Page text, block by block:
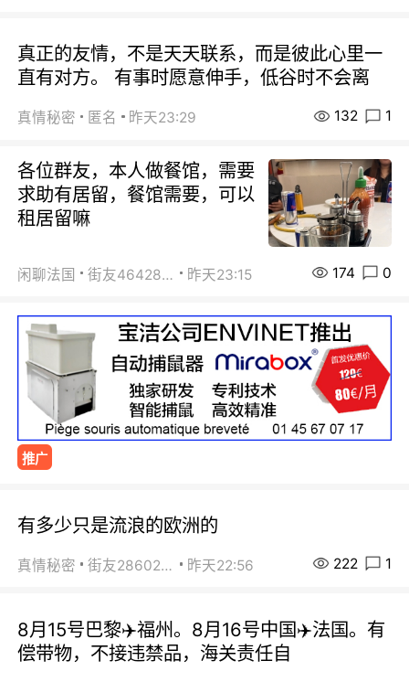
真正的友情，不是天天联系，而是彼此心里一
直有对方。 有事时愿意伸手，低谷时不会离
真情秘密 匿名 昨天23:29 132 1
各位群友，本人做餐馆，需要
求助有居留，餐馆需要，可以
租居留嘛
闲聊法国 街友46428878 昨天23:15 174 0
推广
有多少只是流浪的欧洲的
真情秘密 街友28602925 昨天22:56 222 1
8月15号巴黎✈️福州。8月16号中国✈️法国。有
偿带物，不接违禁品，海关责任自